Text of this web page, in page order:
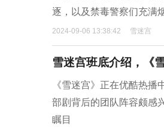
逐，以及禁毒警察们充满
2024-09-06 13:38:42 雪迷宫
雪迷宫班底介绍，《
《雪迷宫》正在优酷热
部剧背后的团队阵容颇感
瞩目